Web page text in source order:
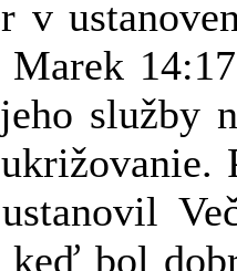
v
jeho služby
keď bol